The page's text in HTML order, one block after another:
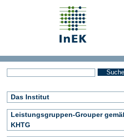
Das Institut
Leistungsgruppen-Grouper
KHTG